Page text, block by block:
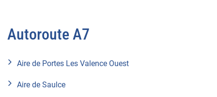
Autoroute A7
Aire de Portes Les Valence Ouest
Aire de Saulce